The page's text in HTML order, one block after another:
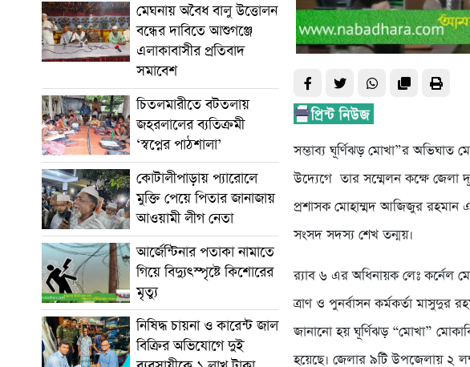
মেঘনায় অবৈধ বালু উত্তোলন
বন্ধের দাবিতে আশুগঞ্জে
এলাকাবাসীর প্রতিবাদ
সমাবেশ
চিতলমারীতে বটতলায়
জহরলালের ব্যতিক্রমী
‘স্বপ্নের পাঠশালা’
কোটালীপাড়ায় প্যারোলে
মুক্তি পেয়ে পিতার জানাজায়
আওয়ামী লীগ নেতা
আর্জেন্টিনার পতাকা নামাতে
গিয়ে বিদ্যুৎস্পৃষ্টে কিশোরের
মৃত্যু
নিষিদ্ধ চায়না ও কারেন্ট জাল
বিক্রির অভিযোগে দুই
সম্ভাব্য ঘূর্ণিঝড় মোখা”র অভিঘাত
উদ্যেগে তার সম্মেলন কক্ষে জেলা
প্রশাসক মোহাম্মদ আজিজুর রহমান
সংসদ সদস্য শেখ তন্ময়।
র‌্যাব ৬ এর অধিনায়ক লেঃ
ত্রাণ ও পুনর্বাসন কর্মকর্তা মাসুদুর
জানানো হয় ঘূর্ণিঝড় “মোখা”
হয়েছে। জেলার ৯টি উপজেলায় ২